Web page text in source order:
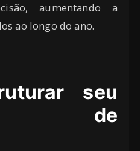
aumentando a
ao longo do ano.
seu
de